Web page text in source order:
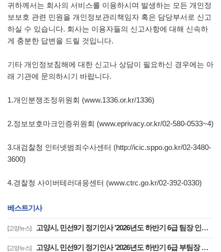
귀하께서는 회사의 서비스를 이용하시며 발생하는 모든 개인정
보보호 관련 민원을 개인정보관리책임자 혹은 담당부서로 신고
하실 수 있습니다. 회사는 이용자들의 신고사항에 대해 신속하
게 충분한 답변을 드릴 것입니다.
기타 개인정보침해에 대한 신고나 상담이 필요하신 경우에는 아
래 기관에 문의하시기 바랍니다.
1.개인분쟁조정위원회 (www.1336.or.kr/1336)
2.정보보호마크인증위원회 (www.eprivacy.or.kr/02-580-0533~4)
3.대검찰청 인터넷범죄수사센터 (http://icic.sppo.go.kr/02-3480-
3600)
4.경찰청 사이버테러대응센터 (www.ctrc.go.kr/02-392-0330)
베스트기사
[고양뉴스] 고양시, 민선9기 정기인사 '2026년도 하반기 6급 팀장 인사발령 사항'
[고양뉴스] 고양시, 민선9기 정기인사 '2026년도 하반기 6급 부팀장 이하 인사발령 사항'